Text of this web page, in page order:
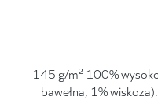
145 g/m² 100%
bawełna, 1%